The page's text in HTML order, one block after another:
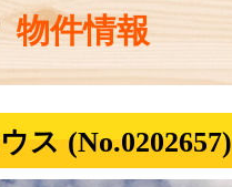
物件情報
ス (No.0202657)